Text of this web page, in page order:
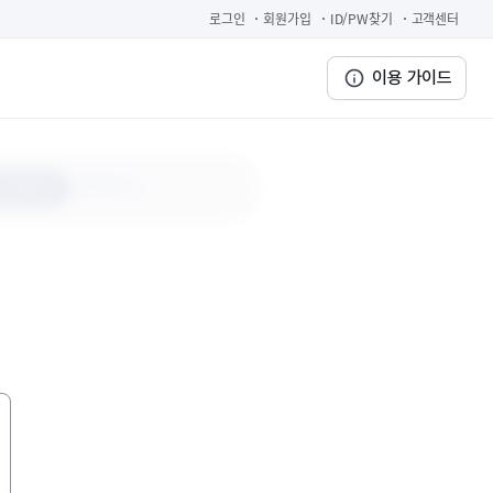
로그인 회원가입 ID/PW찾기 고객센터
이용 가이드